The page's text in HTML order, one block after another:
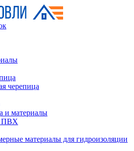
черепица
и материалы
ПВХ
материалы для гидроизоляции